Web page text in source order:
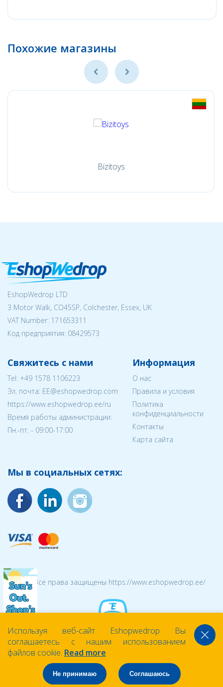
Похожие магазины
Bizitoys
EshopWedrop LTD
3 Motor Walk, CO45SP, Colchester, Essex, UK
VAT Number: 171653311
Код предприятия: 08429573
Свяжитесь с нами
Tel: +49 1578 1106223
Эл. почта: EE@eshopwedrop.com
https://www.eshopwedrop.ee/ru
Время работы администрации:
Пн.-пт. - 09:00-17:00
Информация
О нас
Правила и условия
Политика
конфиденциальности
Контакты
Карта сайта
Мы в социальных сетях:
© 2026 Все права защищены https://www.eshopwedrop.ee/
Используя веб-сайт Eshopwedrop Вы
соглашаетесь с нашим использованием
файлов cookie. Read more
Не принимаю Соглашаюсь